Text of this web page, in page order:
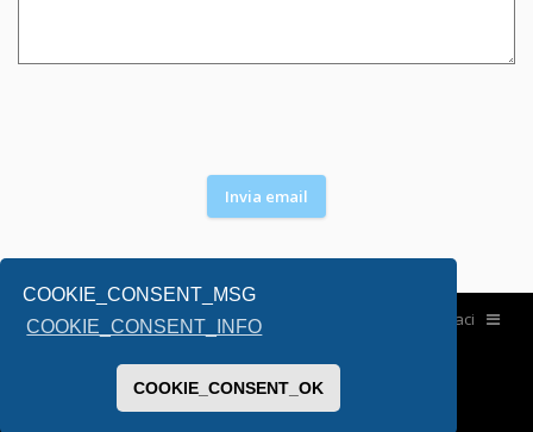
COOKIE_CONSENT_MSG
COOKIE_CONSENT_INFO
COOKIE_CONSENT_OK
Home Contattaci